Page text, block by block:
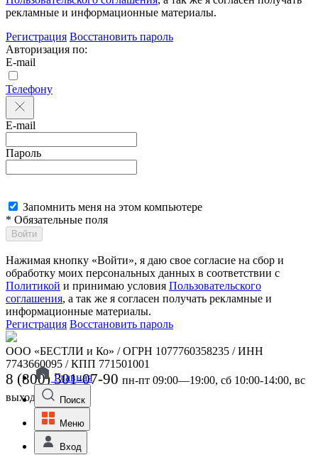
рекламные и информационные материалы.
Регистрация Восстановить пароль
Авторизация по:
E-mail
Телефону
E-mail
Пароль
Запомнить меня на этом компьютере
* Обязательные поля
Войти
Нажимая кнопку «Войти», я даю свое согласие на сбор и
обработку моих персональных данных в соответствии с
Политикой и принимаю условия Пользовательского
соглашения, а так же я согласен получать рекламные и
информационные материалы.
Регистрация Восстановить пароль
ООО «БЕСТЛИ и Ко» / ОГРН 1077760358235 / ИНН
7743660095 / КПП 771501001
8 (800) 301-07-90 пн-пт 09:00—19:00, сб 10:00-14:00, вс
выходной
Главная
Поиск
Меню
Вход